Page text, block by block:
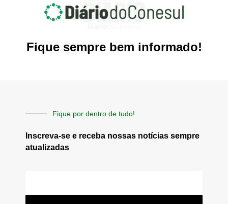
Fique sempre bem informado!
Fique por dentro de tudo!
Inscreva-se e receba nossas notícias sempre
atualizadas